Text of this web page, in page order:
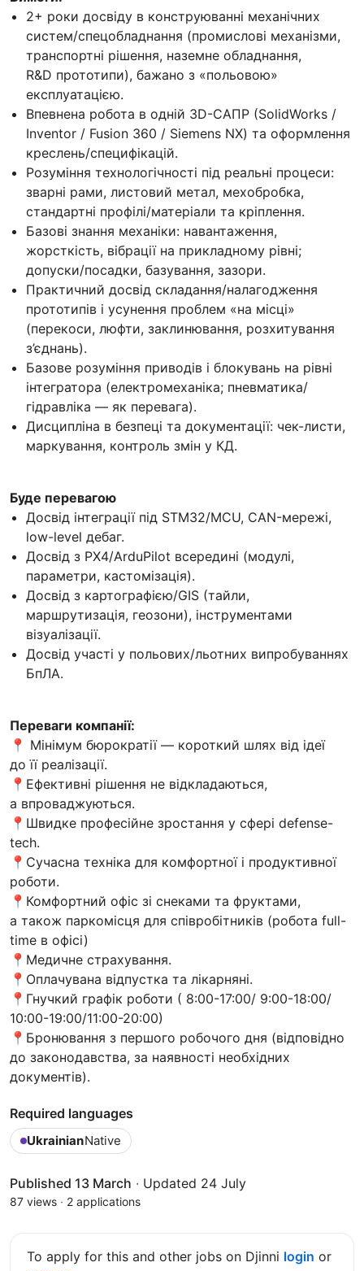
2+ роки досвіду в конструюванні механічних
систем/спецобладнання (промислові механізми,
транспортні рішення, наземне обладнання,
R&D прототипи), бажано з «польовою»
експлуатацією.
Впевнена робота в одній 3D-САПР (SolidWorks /
Inventor / Fusion 360 / Siemens NX) та оформлення
креслень/специфікацій.
Розуміння технологічності під реальні процеси:
зварні рами, листовий метал, мехобробка,
стандартні профілі/матеріали та кріплення.
Базові знання механіки: навантаження,
жорсткість, вібрації на прикладному рівні;
допуски/посадки, базування, зазори.
Практичний досвід складання/налагодження
прототипів і усунення проблем «на місці»
(перекоси, люфти, заклинювання, розхитування
з’єднань).
Базове розуміння приводів і блокувань на рівні
інтегратора (електромеханіка; пневматика/
гідравліка — як перевага).
Дисципліна в безпеці та документації: чек-листи,
маркування, контроль змін у КД.
Буде перевагою
Досвід інтеграції під STM32/MCU, CAN-мережі,
low-level дебаг.
Досвід з PX4/ArduPilot всередині (модулі,
параметри, кастомізація).
Досвід з картографією/GIS (тайли,
маршрутизація, геозони), інструментами
візуалізації.
Досвід участі у польових/льотних випробуваннях
БпЛА.
Переваги компанії:
📍 Мінімум бюрократії — короткий шлях від ідеї
до її реалізації.
📍Ефективні рішення не відкладаються,
а впроваджуються.
📍Швидке професійне зростання у сфері defense-
tech.
📍Сучасна техніка для комфортної і продуктивної
роботи.
📍Комфортний офіс зі снеками та фруктами,
а також паркомісця для співробітників (робота full-
time в офісі)
📍Медичне страхування.
📍Оплачувана відпустка та лікарняні.
📍Гнучкий графік роботи ( 8:00-17:00/ 9:00-18:00/
10:00-19:00/11:00-20:00)
📍Бронювання з першого робочого дня (відповідно
до законодавства, за наявності необхідних
документів).
Required languages
UkrainianNative
Published 13 March · Updated 24 July
87 views · 2 applications
To apply for this and other jobs on Djinni login or